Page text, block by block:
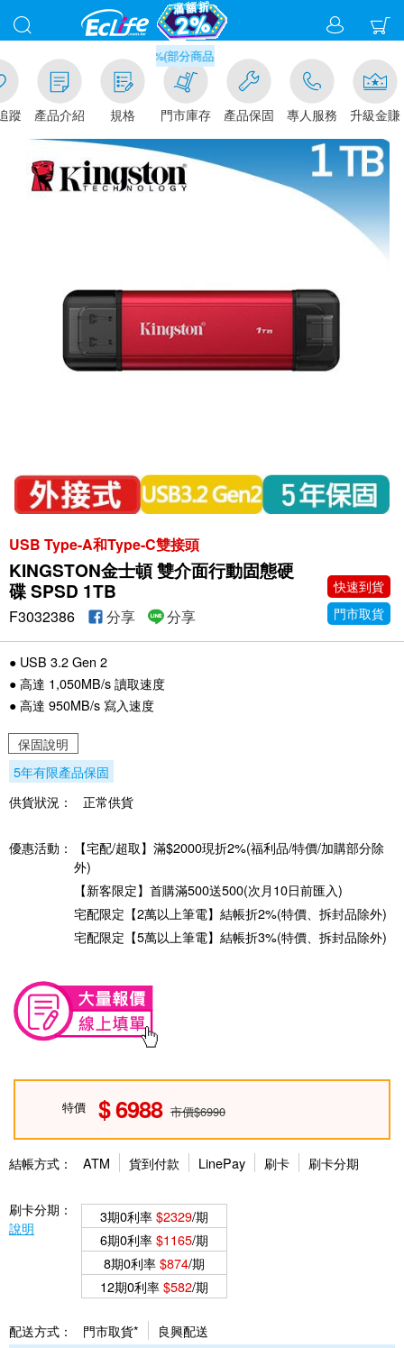
蹤 產品介紹 規格
滿千元門市取貨現折1%(部分商品不適用)-請點我看
門市庫存 產品保固 專人服務 升級金賺
USB Type-A和Type-C雙接頭
KINGSTON金士頓 雙介面行動固態硬
碟 SPSD 1TB
快速到貨
門市取貨
F3032386 分享 分享
● USB 3.2 Gen 2
● 高達 1,050MB/s 讀取速度
● 高達 950MB/s 寫入速度
保固說明
5年有限產品保固
供貨狀況：
正常供貨
優惠活動：
【宅配/超取】滿$2000現折2%(福利品/特價/加購部分除
外)
【新客限定】首購滿500送500(次月10日前匯入)
宅配限定【2萬以上筆電】結帳折2%(特價、拆封品除外)
宅配限定【5萬以上筆電】結帳折3%(特價、拆封品除外)
特價 6988 市價$6990
結帳方式： ATM 貨到付款 LinePay 刷卡 刷卡分期
刷卡分期：
說明
3期0利率$2329/期
6期0利率$1165/期
8期0利率$874/期
12期0利率$582/期
配送方式： 門市取貨*
良興配送